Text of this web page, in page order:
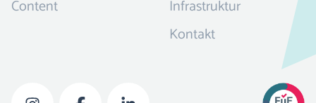
Content
Infrastruktur
Kontakt